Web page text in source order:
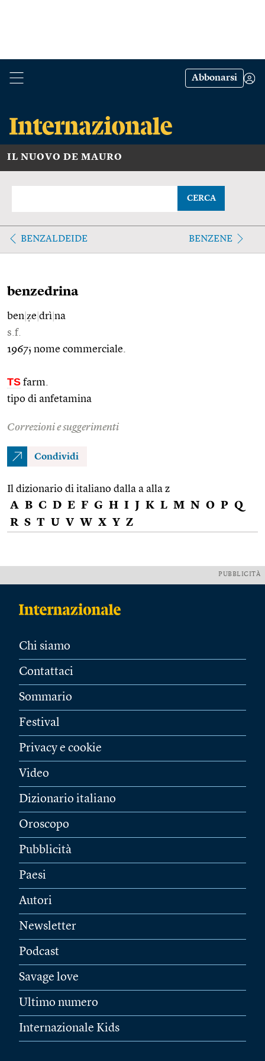
Abbonarsi
IL NUOVO DE MAURO
CERCA
BENZALDEIDE BENZENE
benzedrina
ben ẓe drì na
s.f.
1967; nome commerciale.
TS farm.
tipo di anfetamina
Correzioni e suggerimenti
Condividi
Il dizionario di italiano dalla a alla z
A B C D E F G H I J K L M N O P Q
R S T U V W X Y Z
PUBBLICITÀ
Chi siamo
Contattaci
Sommario
Festival
Privacy e cookie
Video
Dizionario italiano
Oroscopo
Pubblicità
Paesi
Autori
Newsletter
Podcast
Savage love
Ultimo numero
Internazionale Kids